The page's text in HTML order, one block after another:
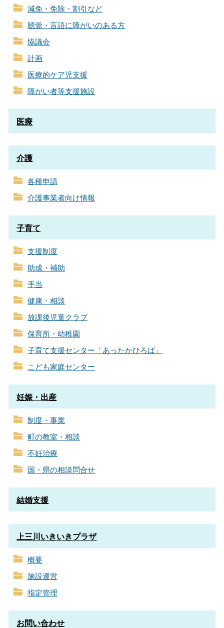
減免・免除・割引など
聴覚・言語に障がいのある方
協議会
計画
医療的ケア児支援
障がい者等支援施設
医療
介護
各種申請
介護事業者向け情報
子育て
支援制度
助成・補助
手当
健康・相談
放課後児童クラブ
保育所・幼稚園
子育て支援センター「あったかひろば」
こども家庭センター
妊娠・出産
制度・事業
町の教室・相談
不妊治療
国・県の相談問合せ
結婚支援
上三川いきいきプラザ
概要
施設運営
指定管理
お問い合わせ